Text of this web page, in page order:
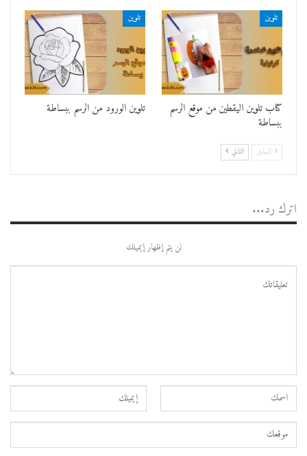
تلوين
كتاب تلوين اليقطين من موقع الرسم
ببساطة
تلوين
تلوين الورود من الرسم ببساطة
السابق التالي
اترك رد...
لن يتم إظهار إيميلك